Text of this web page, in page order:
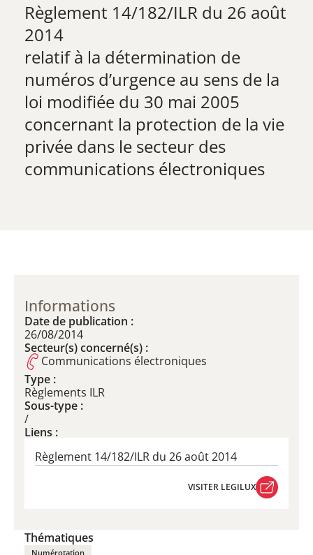
Règlement 14/182/ILR du 26 août
2014
​relatif à la détermination de
numéros d’urgence au sens de la
loi modifiée du 30 mai 2005
concernant la protection de la vie
privée dans le secteur des
communications électroniques
Informations
Date de publication :
26/08/2014
Secteur(s) concerné(s) :
Communications électroniques
Type :
Règlements ILR
Sous-type :
/
Liens :
Règlement 14/182/ILR du 26 août 2014
VISITER LEGILUX
Thématiques
Numérotation